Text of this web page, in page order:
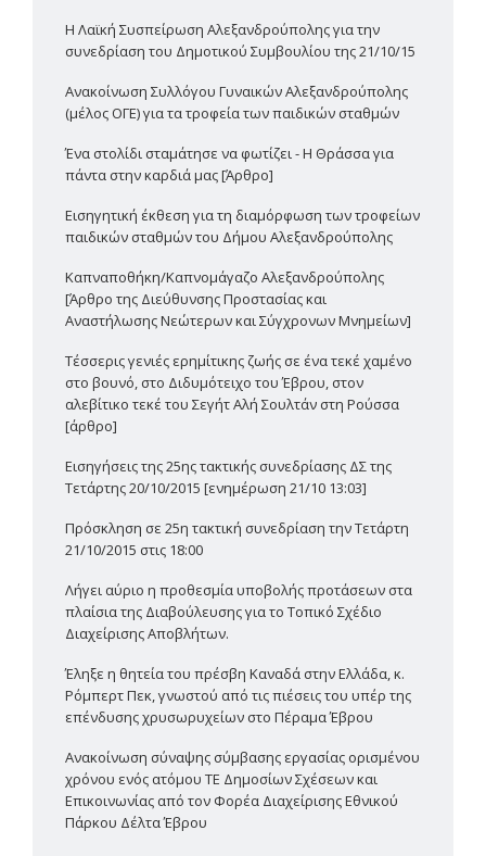
Η Λαϊκή Συσπείρωση Αλεξανδρούπολης για την
συνεδρίαση του Δημοτικού Συμβουλίου της 21/10/15
Ανακοίνωση Συλλόγου Γυναικών Αλεξανδρούπολης
(μέλος ΟΓΕ) για τα τροφεία των παιδικών σταθμών
Ένα στολίδι σταμάτησε να φωτίζει - Η Θράσσα για
πάντα στην καρδιά μας [Άρθρο]
Εισηγητική έκθεση για τη διαμόρφωση των τροφείων
παιδικών σταθμών του Δήμου Αλεξανδρούπολης
Καπναποθήκη/Καπνομάγαζο Αλεξανδρούπολης
[Άρθρο της Διεύθυνσης Προστασίας και
Αναστήλωσης Νεώτερων και Σύγχρονων Μνημείων]
Τέσσερις γενιές ερημίτικης ζωής σε ένα τεκέ χαμένο
στο βουνό, στο Διδυμότειχο του Έβρου, στον
αλεβίτικο τεκέ του Σεγήτ Αλή Σουλτάν στη Ρούσσα
[άρθρο]
Εισηγήσεις της 25ης τακτικής συνεδρίασης ΔΣ της
Τετάρτης 20/10/2015 [ενημέρωση 21/10 13:03]
Πρόσκληση σε 25η τακτική συνεδρίαση την Τετάρτη
21/10/2015 στις 18:00
Λήγει αύριο η προθεσμία υποβολής προτάσεων στα
πλαίσια της Διαβούλευσης για το Τοπικό Σχέδιο
Διαχείρισης Αποβλήτων.
Έληξε η θητεία του πρέσβη Καναδά στην Ελλάδα, κ.
Ρόμπερτ Πεκ, γνωστού από τις πιέσεις του υπέρ της
επένδυσης χρυσωρυχείων στο Πέραμα Έβρου
Ανακοίνωση σύναψης σύμβασης εργασίας ορισμένου
χρόνου ενός ατόμου ΤΕ Δημοσίων Σχέσεων και
Επικοινωνίας από τον Φορέα Διαχείρισης Εθνικού
Πάρκου Δέλτα Έβρου